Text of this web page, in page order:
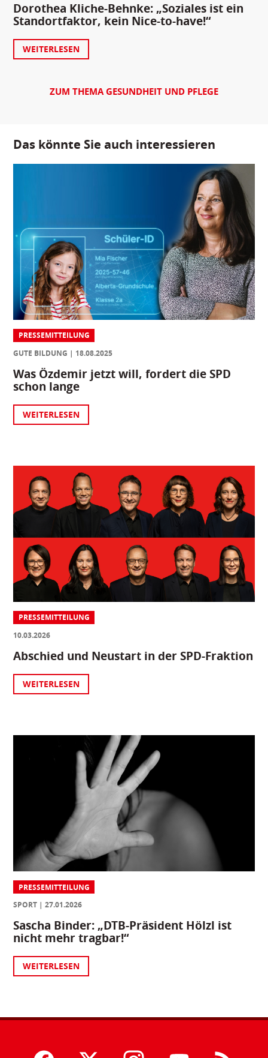
Dorothea Kliche-Behnke: „Soziales ist ein
Standortfaktor, kein Nice-to-have!“
WEITERLESEN
ZUM THEMA GESUNDHEIT UND PFLEGE
Das könnte Sie auch interessieren
PRESSEMITTEILUNG
GUTE BILDUNG
18.08.2025
Was Özdemir jetzt will, fordert die SPD
schon lange
WEITERLESEN
PRESSEMITTEILUNG
10.03.2026
Abschied und Neustart in der SPD-Fraktion
WEITERLESEN
PRESSEMITTEILUNG
SPORT
27.01.2026
Sascha Binder: „DTB-Präsident Hölzl ist
nicht mehr tragbar!“
WEITERLESEN